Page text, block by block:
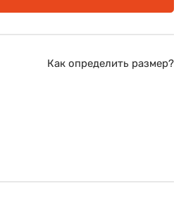
Как определить размер?